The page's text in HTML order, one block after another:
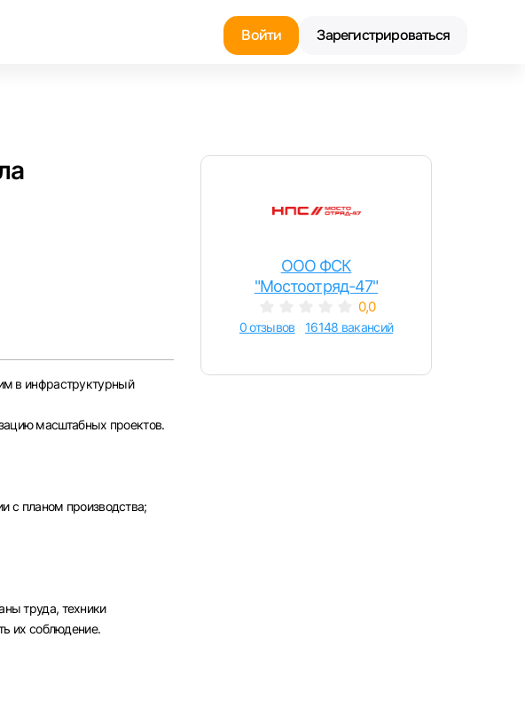
Войти Зарегистрироваться
в инфраструктурный
масштабных проектов.
с планом производства;
труда, техники
их соблюдение.
ООО ФСК
"Мостоотряд-47"
0,0
0 отзывов 16148 вакансий